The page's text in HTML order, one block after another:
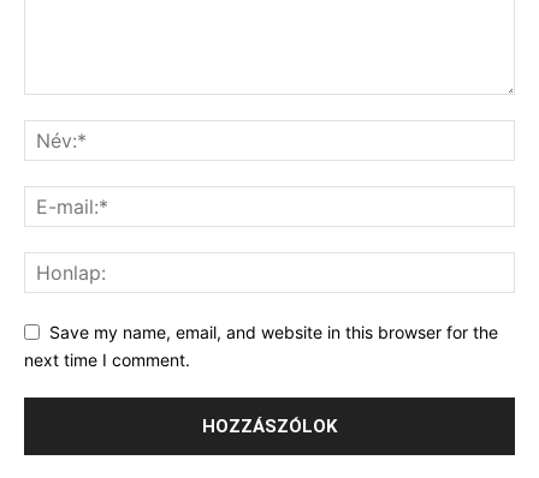
Save my name, email, and website in this browser for the
next time I comment.